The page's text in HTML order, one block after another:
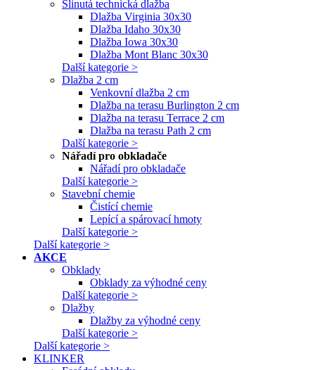
Slinutá technická dlažba
Dlažba Virginia 30x30
Dlažba Idaho 30x30
Dlažba Iowa 30x30
Dlažba Mont Blanc 30x30
Další kategorie >
Dlažba 2 cm
Venkovní dlažba 2 cm
Dlažba na terasu Burlington 2 cm
Dlažba na terasu Terrace 2 cm
Dlažba na terasu Path 2 cm
Další kategorie >
Nářadí pro obkladače
Nářadí pro obkladače
Další kategorie >
Stavební chemie
Čistící chemie
Lepící a spárovací hmoty
Další kategorie >
Další kategorie >
AKCE
Obklady
Obklady za výhodné ceny
Další kategorie >
Dlažby
Dlažby za výhodné ceny
Další kategorie >
Další kategorie >
KLINKER